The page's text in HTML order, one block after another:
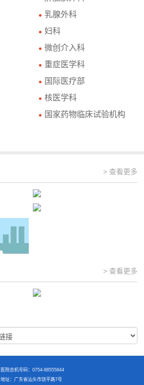
● 乳腺外科
● 妇科
● 微创介入科
● 重症医学科
● 国际医疗部
● 核医学科
● 国家药物临床试验机构
> 查看更多
> 查看更多
医院总机号码：0754-88555844
地址：广东省汕头市饶平路7号